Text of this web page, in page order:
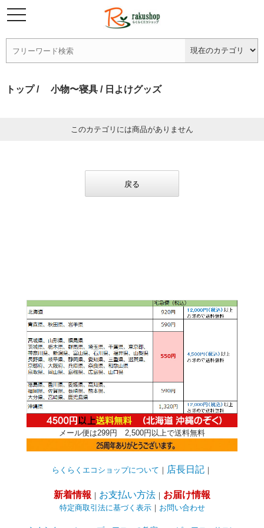
トップ/ 小物〜寝具 / 日よけグッズ
このカテゴリには商品がありません
戻る
メール便は299円 2,500円以上で送料無料
らくらくエコショップについて ｜ 店長日記 ｜
新着情報 ｜ お支払い方法 ｜ お届け情報
特定商取引法に基づく表示｜ お問い合わせ